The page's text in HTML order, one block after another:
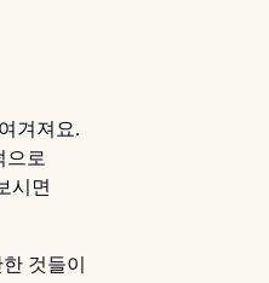
겨져요.
으로
시면
것들이